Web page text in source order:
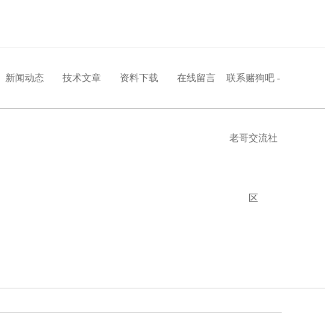
新闻动态 技术文章 资料下载 在线留言 联系赌狗吧 -
老哥交流社
区